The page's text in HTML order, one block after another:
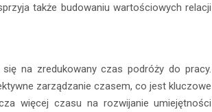
także budowaniu wartościowych relacji
na zredukowany czas podróży do pracy.
zarządzanie czasem, co jest kluczowe
więcej czasu na rozwijanie umiejętności